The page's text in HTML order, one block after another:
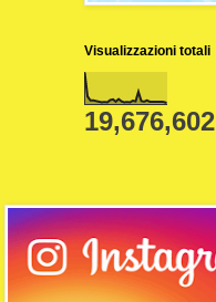
Visualizzazioni totali
19,676,602